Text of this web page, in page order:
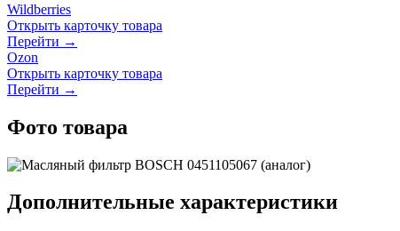
Wildberries
Открыть карточку товара
Перейти →
Ozon
Открыть карточку товара
Перейти →
Фото товара
Дополнительные характеристики